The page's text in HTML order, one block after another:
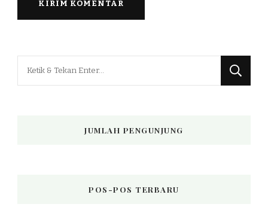
Mencari
JUMLAH PENGUNJUNG
POS-POS TERBARU